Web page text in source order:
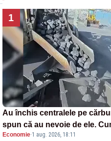
1
Au închis centralele pe
spun că au nevoie de ele.
pasează vina în plină criză
Economie·1 aug. 2026, 18:11